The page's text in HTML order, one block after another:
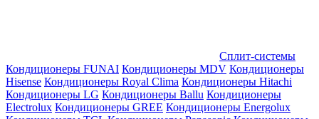
Сплит-системы
Кондиционеры FUNAI Кондиционеры MDV Кондиционеры
Hisense Кондиционеры Royal Clima Кондиционеры Hitachi
Кондиционеры LG Кондиционеры Ballu Кондиционеры
Electrolux Кондиционеры GREE Кондиционеры Energolux